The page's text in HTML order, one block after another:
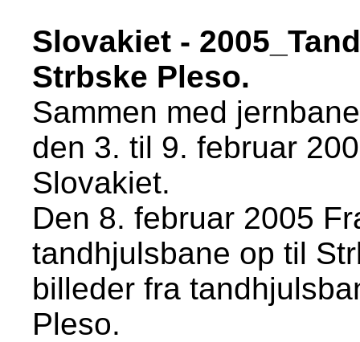
Slovakiet -
Strbske Pleso.
Sammen med
den 3. til 9. februar
Slovakiet.
Den 8. februar 2005
tandhjulsbane op til
billeder fra
Pleso.